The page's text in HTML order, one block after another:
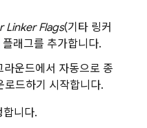
Linker Flags(기타 링커
플래그를 추가합니다.
운드에서 자동으로 종
로드하기 시작합니다.
합니다.